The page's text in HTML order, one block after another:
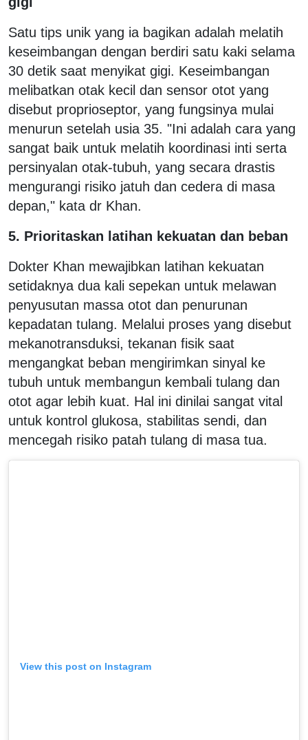
Satu tips unik yang ia bagikan adalah melatih
keseimbangan dengan berdiri satu kaki selama
30 detik saat menyikat gigi. Keseimbangan
melibatkan otak kecil dan sensor otot yang
disebut proprioseptor, yang fungsinya mulai
menurun setelah usia 35. "Ini adalah cara yang
sangat baik untuk melatih koordinasi inti serta
persinyalan otak-tubuh, yang secara drastis
mengurangi risiko jatuh dan cedera di masa
depan," kata dr Khan.
5. Prioritaskan latihan kekuatan dan beban
Dokter Khan mewajibkan latihan kekuatan
setidaknya dua kali sepekan untuk melawan
penyusutan massa otot dan penurunan
kepadatan tulang. Melalui proses yang disebut
mekanotransduksi, tekanan fisik saat
mengangkat beban mengirimkan sinyal ke
tubuh untuk membangun kembali tulang dan
otot agar lebih kuat. Hal ini dinilai sangat vital
untuk kontrol glukosa, stabilitas sendi, dan
mencegah risiko patah tulang di masa tua.
View this post on Instagram